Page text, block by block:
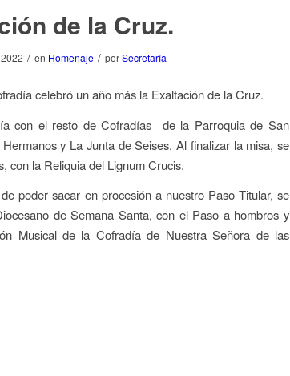
de la Cruz.
/ en Homenaje / porSecretaría
celebró un año más la Exaltación de la Cruz.
con el resto de Cofradías de la Parroquia de San
y La Junta de Seises. Al finalizar la misa, se
con la Reliquia del Lignum Crucis.
poder sacar en procesión a nuestro Paso Titular, se
de Semana Santa, con el Paso a hombros y
Musical de la Cofradía de Nuestra Señora de las